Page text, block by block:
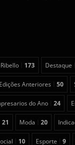
173 Destaque
Edições Anteriores 50
do Ano 24
21 Moda 20
10 Esporte 9